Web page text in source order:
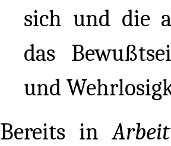
sich und die
das
und
Bereits in